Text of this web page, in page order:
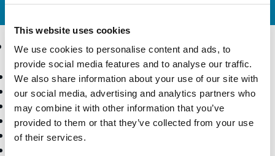
This website uses cookies
We use cookies to personalise content and ads, to
provide social media features and to analyse our traffic.
We also share information about your use of our site with
our social media, advertising and analytics partners who
may combine it with other information that you’ve
provided to them or that they’ve collected from your use
of their services.
Produse
Scule electrice
Șlefuire fără praf
Abrazivi și compuși
Accesorii și consumabile
Superabrazivi
Expertiză
Industrii
Aplicații
Soluții